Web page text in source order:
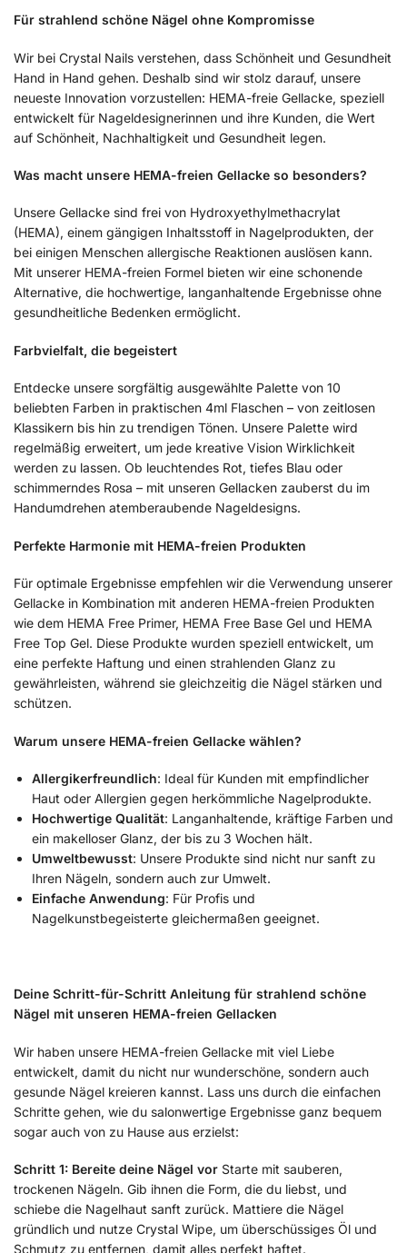
Für strahlend schöne Nägel ohne Kompromisse
Wir bei Crystal Nails verstehen, dass Schönheit und Gesundheit
Hand in Hand gehen. Deshalb sind wir stolz darauf, unsere
neueste Innovation vorzustellen: HEMA-freie Gellacke, speziell
entwickelt für Nageldesignerinnen und ihre Kunden, die Wert
auf Schönheit, Nachhaltigkeit und Gesundheit legen.
Was macht unsere HEMA-freien Gellacke so besonders?
Unsere Gellacke sind frei von Hydroxyethylmethacrylat
(HEMA), einem gängigen Inhaltsstoff in Nagelprodukten, der
bei einigen Menschen allergische Reaktionen auslösen kann.
Mit unserer HEMA-freien Formel bieten wir eine schonende
Alternative, die hochwertige, langanhaltende Ergebnisse ohne
gesundheitliche Bedenken ermöglicht.
Farbvielfalt, die begeistert
Entdecke unsere sorgfältig ausgewählte Palette von 10
beliebten Farben in praktischen 4ml Flaschen – von zeitlosen
Klassikern bis hin zu trendigen Tönen. Unsere Palette wird
regelmäßig erweitert, um jede kreative Vision Wirklichkeit
werden zu lassen. Ob leuchtendes Rot, tiefes Blau oder
schimmerndes Rosa – mit unseren Gellacken zauberst du im
Handumdrehen atemberaubende Nageldesigns.
Perfekte Harmonie mit HEMA-freien Produkten
Für optimale Ergebnisse empfehlen wir die Verwendung unserer
Gellacke in Kombination mit anderen HEMA-freien Produkten
wie dem HEMA Free Primer, HEMA Free Base Gel und HEMA
Free Top Gel. Diese Produkte wurden speziell entwickelt, um
eine perfekte Haftung und einen strahlenden Glanz zu
gewährleisten, während sie gleichzeitig die Nägel stärken und
schützen.
Warum unsere HEMA-freien Gellacke wählen?
Allergikerfreundlich: Ideal für Kunden mit empfindlicher
Haut oder Allergien gegen herkömmliche Nagelprodukte.
Hochwertige Qualität: Langanhaltende, kräftige Farben und
ein makelloser Glanz, der bis zu 3 Wochen hält.
Umweltbewusst: Unsere Produkte sind nicht nur sanft zu
Ihren Nägeln, sondern auch zur Umwelt.
Einfache Anwendung: Für Profis und
Nagelkunstbegeisterte gleichermaßen geeignet.
Deine Schritt-für-Schritt Anleitung für strahlend schöne
Nägel mit unseren HEMA-freien Gellacken
Wir haben unsere HEMA-freien Gellacke mit viel Liebe
entwickelt, damit du nicht nur wunderschöne, sondern auch
gesunde Nägel kreieren kannst. Lass uns durch die einfachen
Schritte gehen, wie du salonwertige Ergebnisse ganz bequem
sogar auch von zu Hause aus erzielst:
Schritt 1: Bereite deine Nägel vor Starte mit sauberen,
trockenen Nägeln. Gib ihnen die Form, die du liebst, und
schiebe die Nagelhaut sanft zurück. Mattiere die Nägel
gründlich und nutze Crystal Wipe, um überschüssiges Öl und
Schmutz zu entfernen, damit alles perfekt haftet.